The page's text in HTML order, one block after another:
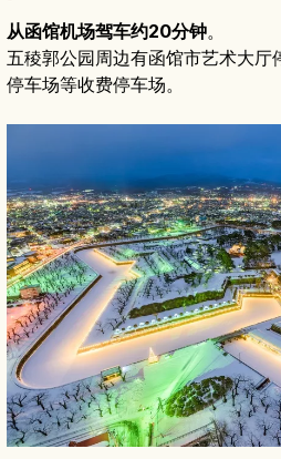
从函馆机场驾车约20分钟。
五稜郭公园周边有函馆市艺术大厅
停车场等收费停车场。